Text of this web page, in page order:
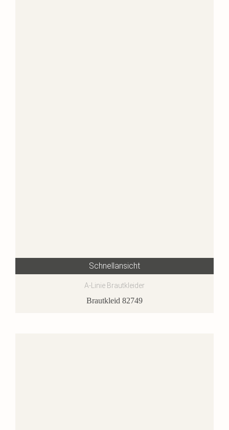
Schnellansicht
A-Linie Brautkleider
Brautkleid 82749